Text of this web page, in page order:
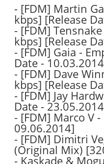
- [FDM] Martin
kbps] [Release
- [FDM]
kbps] [Release
- [FDM] Gaia -
Date -
- [FDM] Dave
kbps] [Release
- [FDM] Jay
Date -
- [FDM] Marco V
09.06.2014]
- [FDM] Dimitri
(Original Mix)
- Kaskade &